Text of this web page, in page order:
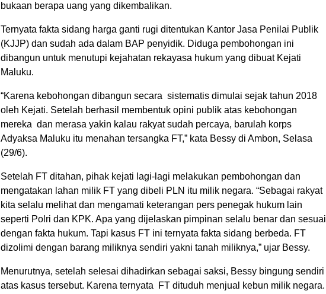
bukaan berapa uang yang dikembalikan.
Ternyata fakta sidang harga ganti rugi ditentukan Kantor Jasa Penilai Publik
(KJJP) dan sudah ada dalam BAP penyidik. Diduga pemboho­ngan ini
dibangun untuk menutupi ke­jahatan rekayasa hukum yang dibuat Kejati
Maluku.
“Karena kebohongan dibangun secara sistematis dimulai sejak tahun 2018
oleh Kejati. Setelah berhasil membentuk opini publik atas kebohongan
mereka dan merasa yakin kalau rakyat sudah percaya, barulah korps
Adyaksa Maluku itu menahan tersangka FT,” kata Bessy di Ambon, Selasa
(29/6).
Setelah FT ditahan, pihak kejati lagi-lagi melakukan pembohongan dan
mengatakan lahan milik FT yang dibeli PLN itu milik negara. “Sebagai rakyat
kita selalu melihat dan mengamati keterangan pers penegak hukum lain
seperti Polri dan KPK. Apa yang dijelaskan pimpinan selalu benar dan sesuai
dengan fakta hukum. Tapi kasus FT ini ternyata fakta sidang berbeda. FT
dizolimi dengan barang miliknya sendiri yakni tanah miliknya,” ujar Bessy.
Menurutnya, setelah selesai dihadirkan sebagai saksi, Bessy bingung sendiri
atas kasus tersebut. Karena ternyata FT dituduh menjual kebun milik negara.